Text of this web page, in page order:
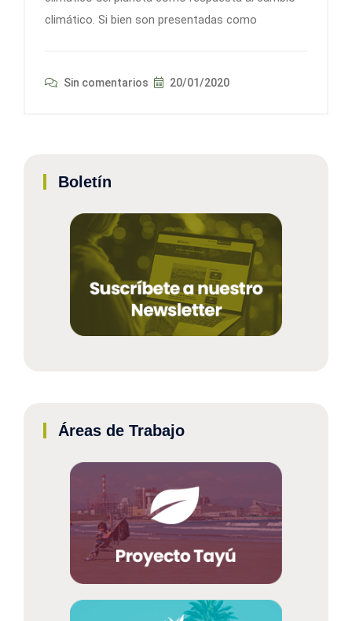
climático. Si bien son presentadas como
Sin comentarios 20/01/2020
Boletín
Áreas de Trabajo